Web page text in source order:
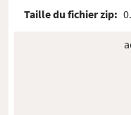
Taille du fichier zip: